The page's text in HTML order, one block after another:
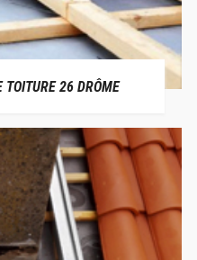
TOITURE 26 DRÔME